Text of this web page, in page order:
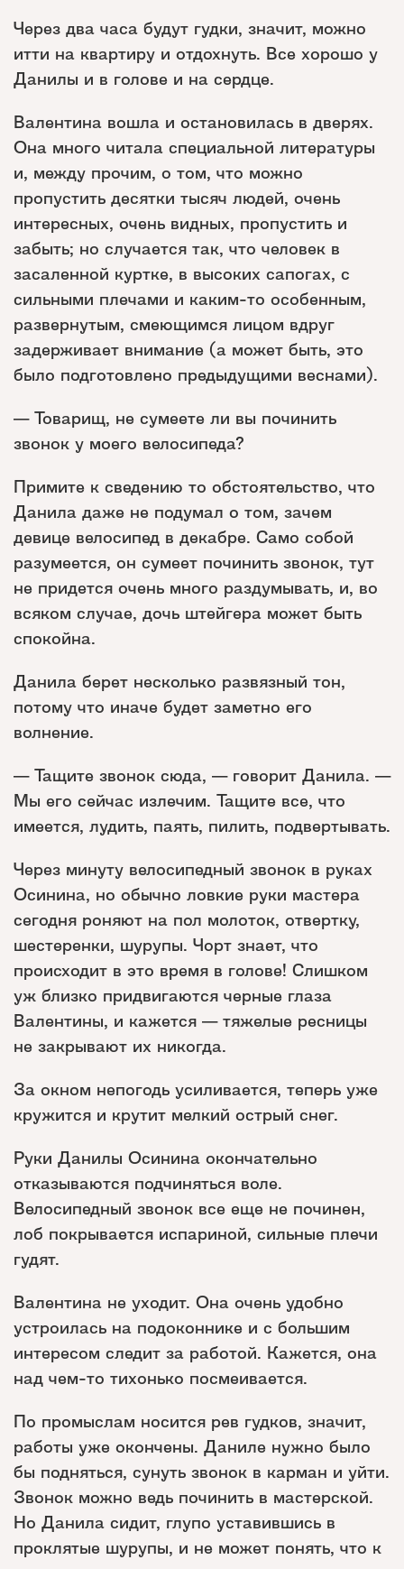
Через два часа будут гудки, значит, можно
итти на квартиру и отдохнуть. Все хорошо у
Данилы и в голове и на сердце.
Валентина вошла и остановилась в дверях.
Она много читала специальной литературы
и, между прочим, о том, что можно
пропустить десятки тысяч людей, очень
интересных, очень видных, пропустить и
забыть; но случается так, что человек в
засаленной куртке, в высоких сапогах, с
сильными плечами и каким-то особенным,
развернутым, смеющимся лицом вдруг
задерживает внимание (а может быть, это
было подготовлено предыдущими веснами).
— Товарищ, не сумеете ли вы починить
звонок у моего велосипеда?
Примите к сведению то обстоятельство, что
Данила даже не подумал о том, зачем
девице велосипед в декабре. Само собой
разумеется, он сумеет починить звонок, тут
не придется очень много раздумывать, и, во
всяком случае, дочь штейгера может быть
спокойна.
Данила берет несколько развязный тон,
потому что иначе будет заметно его
волнение.
— Тащите звонок сюда, — говорит Данила. —
Мы его сейчас излечим. Тащите все, что
имеется, лудить, паять, пилить, подвертывать.
Через минуту велосипедный звонок в руках
Осинина, но обычно ловкие руки мастера
сегодня роняют на пол молоток, отвертку,
шестеренки, шурупы. Чорт знает, что
происходит в это время в голове! Слишком
уж близко придвигаются черные глаза
Валентины, и кажется — тяжелые ресницы
не закрывают их никогда.
За окном непогодь усиливается, теперь уже
кружится и крутит мелкий острый снег.
Руки Данилы Осинина окончательно
отказываются подчиняться воле.
Велосипедный звонок все еще не починен,
лоб покрывается испариной, сильные плечи
гудят.
Валентина не уходит. Она очень удобно
устроилась на подоконнике и с большим
интересом следит за работой. Кажется, она
над чем-то тихонько посмеивается.
По промыслам носится рев гудков, значит,
работы уже окончены. Даниле нужно было
бы подняться, сунуть звонок в карман и уйти.
Звонок можно ведь починить в мастерской.
Но Данила сидит, глупо уставившись в
проклятые шурупы, и не может понять, что к